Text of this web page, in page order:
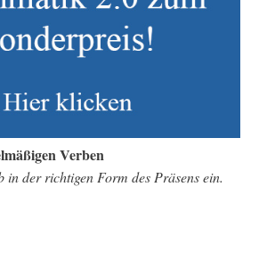
Verben
in der richtigen Form des Präsens ein.